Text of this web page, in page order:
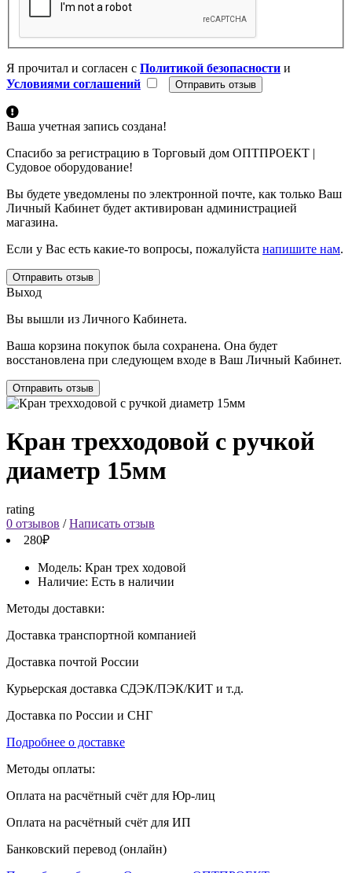
Я прочитал и согласен с Политикой безопасности и
Условиями соглашений
Ваша учетная запись создана!
Спасибо за регистрацию в Торговый дом ОПТПРОЕКТ |
Судовое оборудование!
Вы будете уведомлены по электронной почте, как только Ваш
Личный Кабинет будет активирован администрацией
магазина.
Если у Вас есть какие-то вопросы, пожалуйста напишите нам.
Отправить отзыв
Выход
Вы вышли из Личного Кабинета.
Ваша корзина покупок была сохранена. Она будет
восстановлена при следующем входе в Ваш Личный Кабинет.
Отправить отзыв
Кран трехходовой с ручкой
диаметр 15мм
rating
0 отзывов /Написать отзыв
280₽
Модель: Кран трех ходовой
Наличие: Есть в наличии
Методы доставки:
Доставка транспортной компанией
Доставка почтой России
Курьерская доставка СДЭК/ПЭК/КИТ и т.д.
Доставка по России и СНГ
Подробнее о доставке
Методы оплаты:
Оплата на расчётный счёт для Юр-лиц
Оплата на расчётный счёт для ИП
Банковский перевод (онлайн)